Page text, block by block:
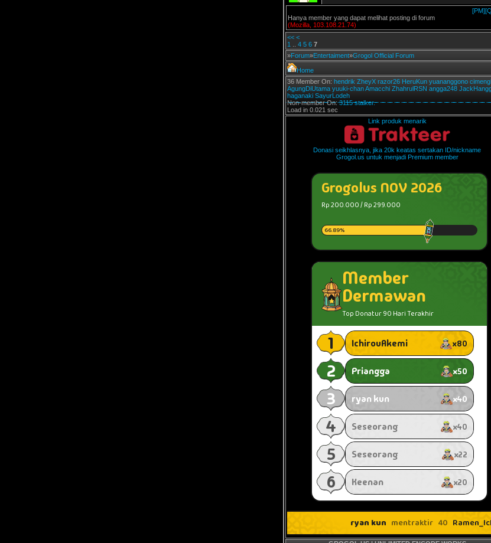
[PM]
Hanya member yang dapat melihat posting di forum
(Mozilla, 103.108.21.74)
<< <
1
4 5 6 7
»Forum»Entertaiment»Grogol Official Forum
Home
36 Member On: hendrik ZheyX razor26 HeruKun yuananggono
AgungDiUtama yuuki-chanAmacchi ZhahrulRSN angga248
haganaki SayurLodeh
Non-member On:3115 stalker.
Load in 0.021 sec
Link produk menarik
Donasi seikhlasnya, jika 20k keatas sertakan ID/nickname
Grogol.us untuk menjadi Premium member